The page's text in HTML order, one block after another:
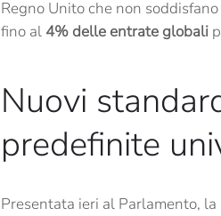
Regno Unito che non
fino al 4% delle entrate globali
Nuovi
predefinite
Presentata ieri al Parlamento,